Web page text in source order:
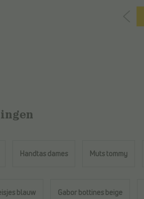
Handtas dames Muts tommy
blauw Gabor bottines beige